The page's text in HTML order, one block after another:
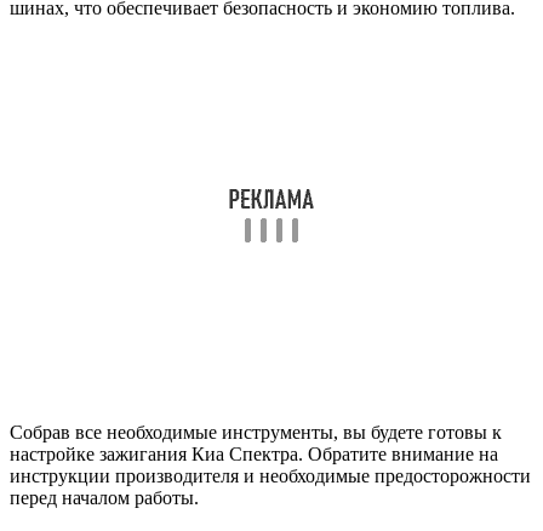
шинах, что обеспечивает безопасность и экономию топлива.
Собрав все необходимые инструменты, вы будете готовы к
настройке зажигания Киа Спектра. Обратите внимание на
инструкции производителя и необходимые предосторожности
перед началом работы.